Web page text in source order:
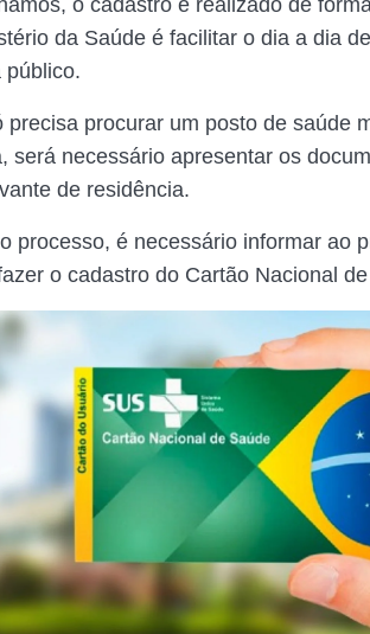
o cadastro é realizado de
da Saúde é facilitar o dia a dia
público.
precisa procurar um posto de saúde
será necessário apresentar os
de residência.
processo, é necessário informar ao
o cadastro do Cartão Nacional